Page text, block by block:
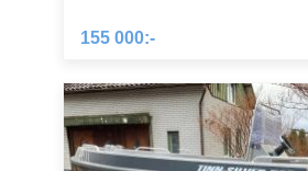
155 000:-